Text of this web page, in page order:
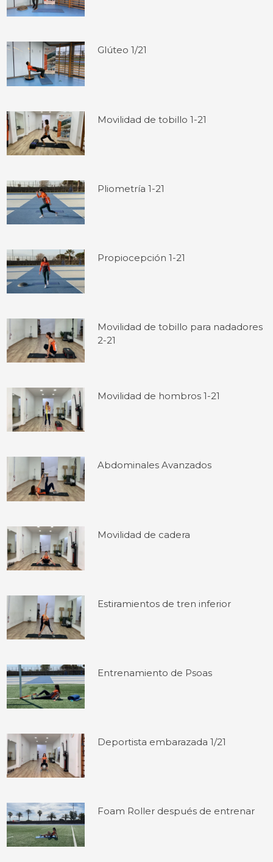
Glúteo 1/21
Movilidad de tobillo 1-21
Pliometría 1-21
Propiocepción 1-21
Movilidad de tobillo para nadadores
2-21
Movilidad de hombros 1-21
Abdominales Avanzados
Movilidad de cadera
Estiramientos de tren inferior
Entrenamiento de Psoas
Deportista embarazada 1/21
Foam Roller después de entrenar